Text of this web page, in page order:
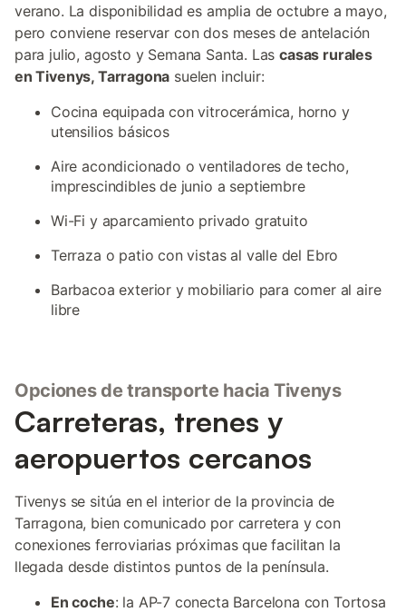
verano. La disponibilidad es amplia de octubre a mayo,
pero conviene reservar con dos meses de antelación
para julio, agosto y Semana Santa. Lascasas rurales
en Tivenys, Tarragona suelen incluir:
Cocina equipada con vitrocerámica, horno y
utensilios básicos
Aire acondicionado o ventiladores de techo,
imprescindibles de junio a septiembre
Wi-Fi y aparcamiento privado gratuito
Terraza o patio con vistas al valle del Ebro
Barbacoa exterior y mobiliario para comer al aire
libre
Opciones de transporte hacia Tivenys
Carreteras, trenes y
aeropuertos cercanos
Tivenys se sitúa en el interior de la provincia de
Tarragona, bien comunicado por carretera y con
conexiones ferroviarias próximas que facilitan la
llegada desde distintos puntos de la península.
En coche: la AP-7 conecta Barcelona con Tortosa